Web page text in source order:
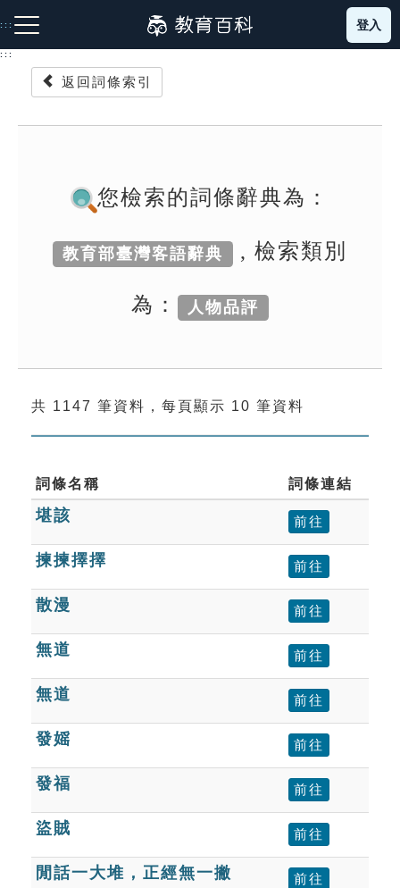
到
主
:::
成語故事
索引選單
單字索引
生命大百科索引
遊戲專區
教學應用
貓頭鷹博士
登入
:::
返回詞條索引
您檢索的詞條辭典為：
教育部臺灣客語辭典 , 檢索類別
為： 人物品評
共 1147 筆資料，每頁顯示 10 筆資料
詞條名稱 詞條連結
堪該 前往
揀揀擇擇 前往
散漫 前往
無道 前往
無道 前往
發媱 前往
發福 前往
盜賊 前往
閒話一大堆，正經無一撇 前往